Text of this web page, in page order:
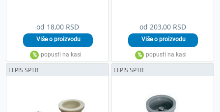
od 18,00 RSD od 203,00 RSD
ELPIS SPTR ELPIS SPTR